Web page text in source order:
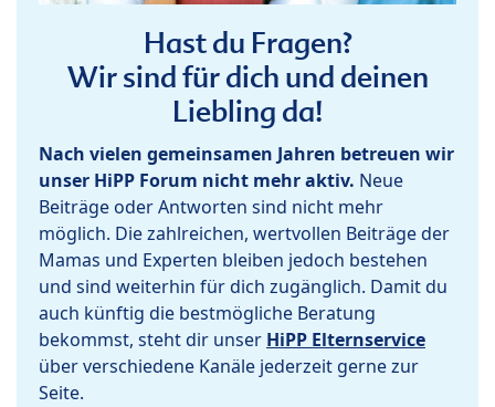
Hast du Fragen?
Wir sind für dich und deinen
Liebling da!
Nach vielen gemeinsamen Jahren betreuen wir
unser HiPP Forum nicht mehr aktiv. Neue
Beiträge oder Antworten sind nicht mehr
möglich. Die zahlreichen, wertvollen Beiträge der
Mamas und Experten bleiben jedoch bestehen
und sind weiterhin für dich zugänglich. Damit du
auch künftig die bestmögliche Beratung
bekommst, steht dir unser HiPP Elternservice
über verschiedene Kanäle jederzeit gerne zur
Seite.